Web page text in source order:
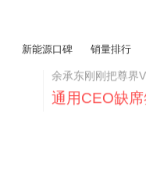
新能源口碑 销量排行